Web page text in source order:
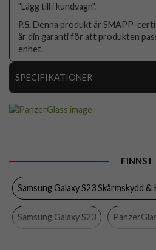
"Lägg till i kundvagn".
P.S. Denna produkt är SMAPP-
är din garanti för att produkten
enhet.
SPECIFIKATIONER
Case friendly,
Färg
FINNS I
Samsung Galaxy S23 Skärmskydd &
Samsung Galaxy S23